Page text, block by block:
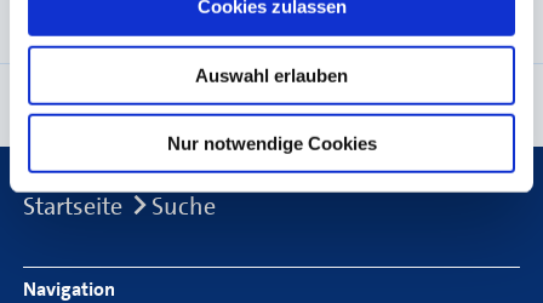
Cookies zulassen
Auswahl erlauben
Nur notwendige Cookies
Seite empfehlen Seite drucken
Breadcrumb
Startseite Suche
Footer Navigation
Navigation